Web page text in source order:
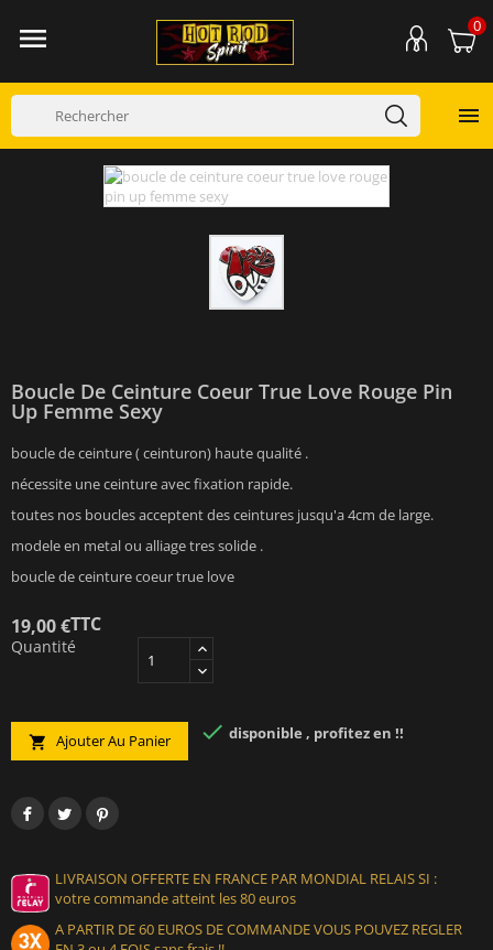
 0

Boucle De Ceinture Coeur True Love Rouge Pin
Up Femme Sexy
boucle de ceinture ( ceinturon) haute qualité .
nécessite une ceinture avec fixation rapide.
toutes nos boucles acceptent des ceintures jusqu'a 4cm de large.
modele en metal ou alliage tres solide .
boucle de ceinture coeur true love
19,00 €TTC
Quantité
 Ajouter Au Panier  disponible , profitez en !!
LIVRAISON OFFERTE EN FRANCE PAR MONDIAL RELAIS SI :
votre commande atteint les 80 euros
A PARTIR DE 60 EUROS DE COMMANDE VOUS POUVEZ REGLER